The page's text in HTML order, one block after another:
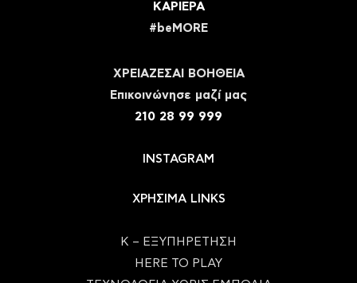
ΚΑΡΙΕΡΑ
#beMORE
ΧΡΕΙΑΖΕΣΑΙ ΒΟΗΘΕΙΑ
Eπικοινώνησε μαζί μας
210 28 99 999
INSTAGRAM
ΧΡΗΣΙΜΑ LINKS
Κ – ΕΞΥΠΗΡΕΤΗΣΗ
HERE TO PLAY